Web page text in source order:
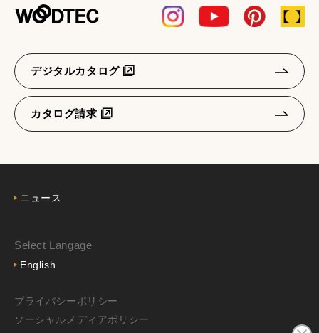
デジタルカタログ
カタログ請求
ニュース
Select Langage
English
プライバシーポリシー
ソーシャルメディアポリシー